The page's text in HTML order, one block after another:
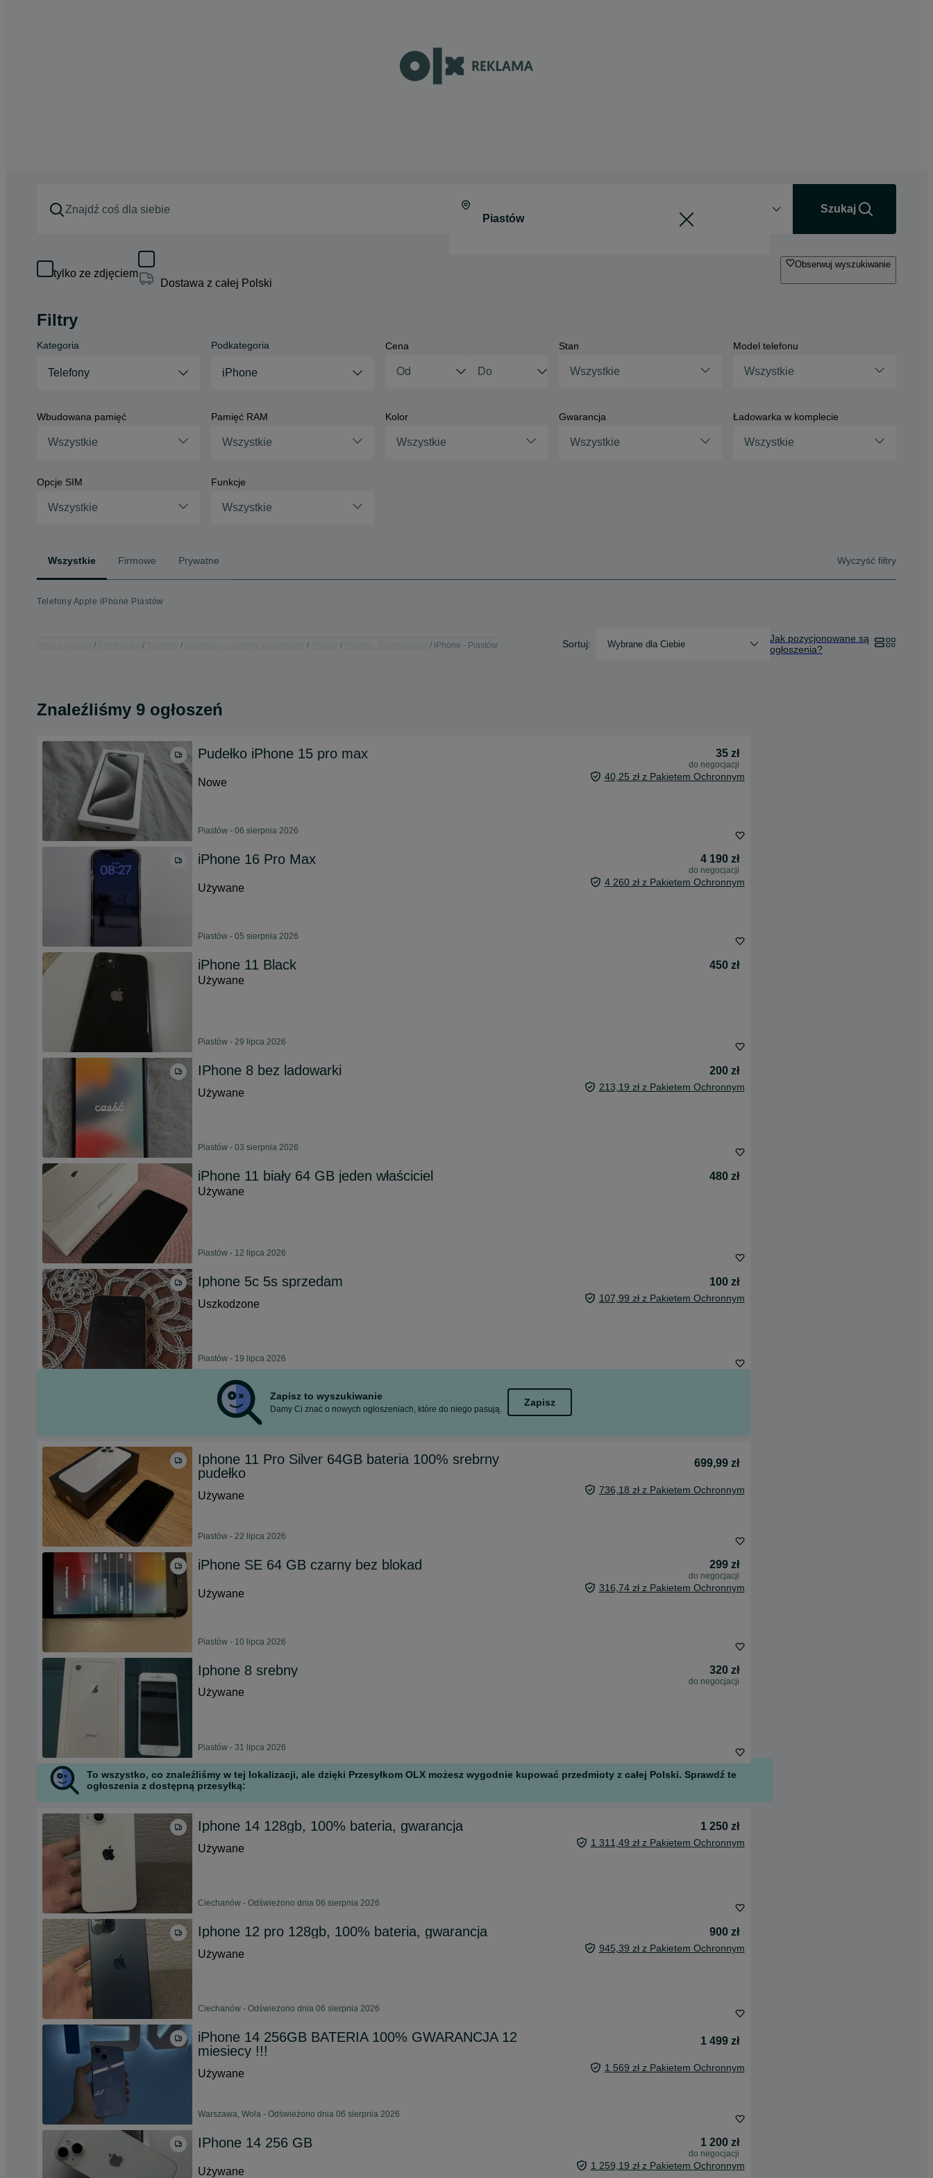
Szukaj
tylko ze zdjęciem
Dostawa z całej Polski
Obserwuj wyszukiwanie
Filtry
Kategoria
Telefony
Podkategoria
iPhone
Cena Stan
Wszystkie
Model telefonu
Wszystkie
Wbudowana pamięć
Wszystkie
Pamięć RAM
Wszystkie
Kolor
Wszystkie
Gwarancja
Wszystkie
Ładowarka w komplecie
Wszystkie
Opcje SIM
Wszystkie
Funkcje
Wszystkie
Wszystkie Firmowe Prywatne Wyczyść filtry
Telefony Apple iPhone Piastów
iPhone - Piastów Sortuj: Wybrane dla Ciebie
Jak pozycjonowane są
ogłoszenia?
Znaleźliśmy 9 ogłoszeń
Pudełko iPhone 15 pro max 35 zł
do negocjacji
Nowe 40,25 zł z Pakietem Ochronnym
Piastów - 06 sierpnia 2026
iPhone 16 Pro Max 4 190 zł
do negocjacji
Używane 4 260 zł z Pakietem Ochronnym
Piastów - 05 sierpnia 2026
iPhone 11 Black
450 zł
Używane
Piastów - 29 lipca 2026
IPhone 8 bez ladowarki
200 zł
Używane
213,19 zł z Pakietem Ochronnym
Piastów - 03 sierpnia 2026
iPhone 11 biały 64 GB jeden właściciel
480 zł
Używane
Piastów - 12 lipca 2026
Iphone 5c 5s sprzedam
100 zł
Uszkodzone
107,99 zł z Pakietem Ochronnym
Piastów - 19 lipca 2026
Zapisz to wyszukiwanie
Damy Ci znać o nowych ogłoszeniach, które do niego pasują.
Zapisz
Iphone 11 Pro Silver 64GB bateria 100% srebrny
pudełko
699,99 zł
Używane 736,18 zł z Pakietem Ochronnym
Piastów - 22 lipca 2026
iPhone SE 64 GB czarny bez blokad 299 zł
do negocjacji
Używane 316,74 zł z Pakietem Ochronnym
Piastów - 10 lipca 2026
Iphone 8 srebny 320 zł
do negocjacji
Używane
Piastów - 31 lipca 2026
To wszystko, co znaleźliśmy w tej lokalizacji, ale dzięki Przesyłkom OLX możesz wygodnie kupować przedmioty z całej Polski. Sprawdź te
ogłoszenia z dostępną przesyłką:
Iphone 14 128gb, 100% bateria, gwarancja
1 250 zł
Używane
1 311,49 zł z Pakietem Ochronnym
Ciechanów - Odświeżono dnia 06 sierpnia 2026
Iphone 12 pro 128gb, 100% bateria, gwarancja
900 zł
Używane
945,39 zł z Pakietem Ochronnym
Ciechanów - Odświeżono dnia 06 sierpnia 2026
iPhone 14 256GB BATERIA 100% GWARANCJA 12
miesiecy !!!
1 499 zł
Używane 1 569 zł z Pakietem Ochronnym
Warszawa, Wola - Odświeżono dnia 06 sierpnia 2026
IPhone 14 256 GB 1 200 zł
do negocjacji
Używane 1 259,19 zł z Pakietem Ochronnym